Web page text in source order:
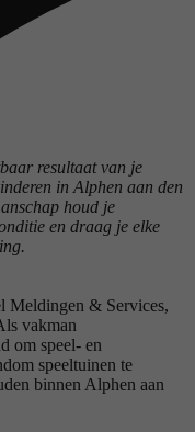
resultaat van je
in Alphen aan den
houd je
en draag je elke
Meldingen & Services,
vakman
om speel- en
speeltuinen te
binnen Alphen aan